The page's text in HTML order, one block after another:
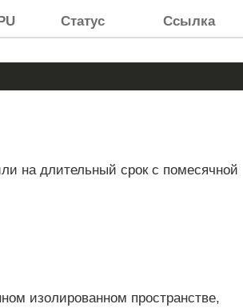
Статус Ссылка
на длительный срок с помесячной
изолированном пространстве,